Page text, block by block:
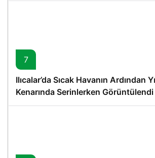
7
Ilıcalar’da Sıcak Havanın Ardından
Kenarında Serinlerken Görüntülendi